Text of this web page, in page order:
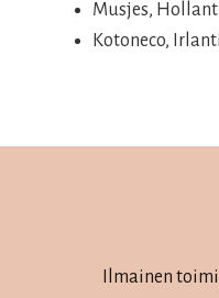
Musjes,
Kotoneco, Irlanti
Ilmainen